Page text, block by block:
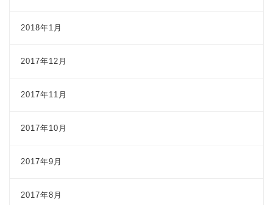
2018年1月
2017年12月
2017年11月
2017年10月
2017年9月
2017年8月